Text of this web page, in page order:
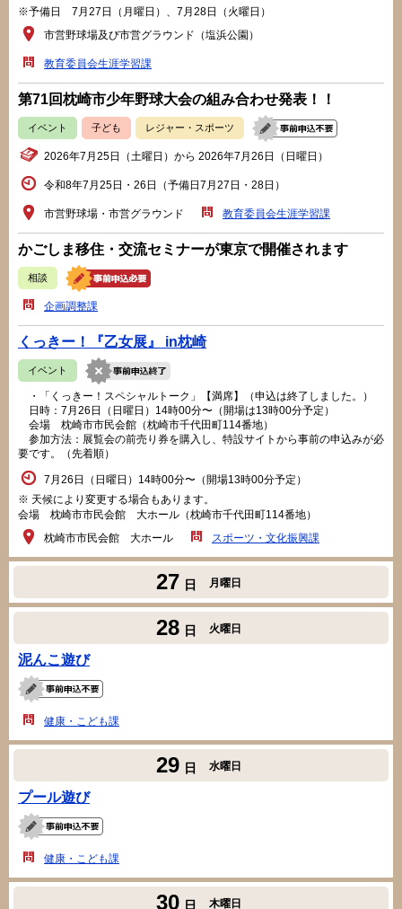
※予備日 7月27日（月曜日）、7月28日（火曜日）
市営野球場及び市営グラウンド（塩浜公園）
教育委員会生涯学習課
第71回枕崎市少年野球大会の組み合わせ発表！！
イベント 子ども レジャー・スポーツ
2026年7月25日（土曜日）から 2026年7月26日（日曜日）
令和8年7月25日・26日（予備日7月27日・28日）
市営野球場・市営グラウンド 教育委員会生涯学習課
かごしま移住・交流セミナーが東京で開催されます
相談
企画調整課
くっきー！『乙女展』 in枕崎
イベント
・「くっきー！スペシャルトーク」【満席】（申込は終了しました。）
日時：7月26日（日曜日）14時00分〜（開場は13時00分予定）
会場 枕崎市市民会館（枕崎市千代田町114番地）
参加方法：展覧会の前売り券を購入し、特設サイトから事前の申込みが必
要です。（先着順）
7月26日（日曜日）14時00分〜（開場13時00分予定）
※ 天候により変更する場合もあります。
会場 枕崎市市民会館 大ホール（枕崎市千代田町114番地）
枕崎市市民会館 大ホール
スポーツ・文化振興課
27 日 月曜日
28 日 火曜日
泥んこ遊び
健康・こども課
29 日 水曜日
プール遊び
健康・こども課
30 日 木曜日